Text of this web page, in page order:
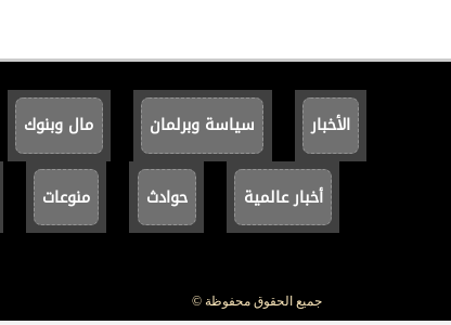
الأخبار سياسة وبرلمان مال وبنوك
أخبار عالمية حوادث منوعات
جميع الحقوق محفوظة ©